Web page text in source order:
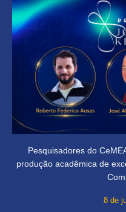
Pesquisadores do
produção acadêmica de
8 de